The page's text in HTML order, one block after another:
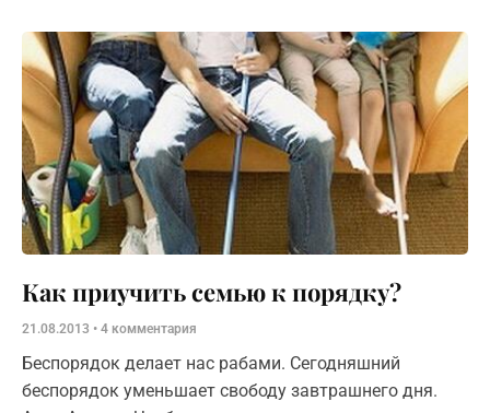
Как приучить семью к порядку?
21.08.2013 4 комментария
Беспорядок делает нас рабами. Сегодняшний
беспорядок уменьшает свободу завтрашнего дня.